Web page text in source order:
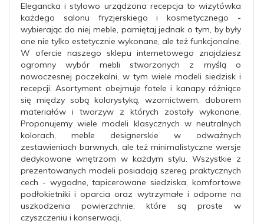
Elegancka i stylowo urządzona recepcja to wizytówka
każdego salonu fryzjerskiego i kosmetycznego -
wybierając do niej meble, pamiętaj jednak o tym, by były
one nie tylko estetycznie wykonane, ale też funkcjonalne.
W ofercie naszego sklepu internetowego znajdziesz
ogromny wybór mebli stworzonych z myślą o
nowoczesnej poczekalni, w tym wiele modeli siedzisk i
recepcji. Asortyment obejmuje fotele i kanapy różniące
się między sobą kolorystyką, wzornictwem, doborem
materiałów i tworzyw z których zostały wykonane.
Proponujemy wiele modeli klasycznych w neutralnych
kolorach, meble designerskie w odważnych
zestawieniach barwnych, ale też minimalistyczne wersje
dedykowane wnętrzom w każdym stylu. Wszystkie z
prezentowanych modeli posiadają szereg praktycznych
cech - wygodne, tapicerowane siedziska, komfortowe
podłokietniki i oparcia oraz wytrzymałe i odporne na
uszkodzenia powierzchnie, które są proste w
czyszczeniu i konserwacji.